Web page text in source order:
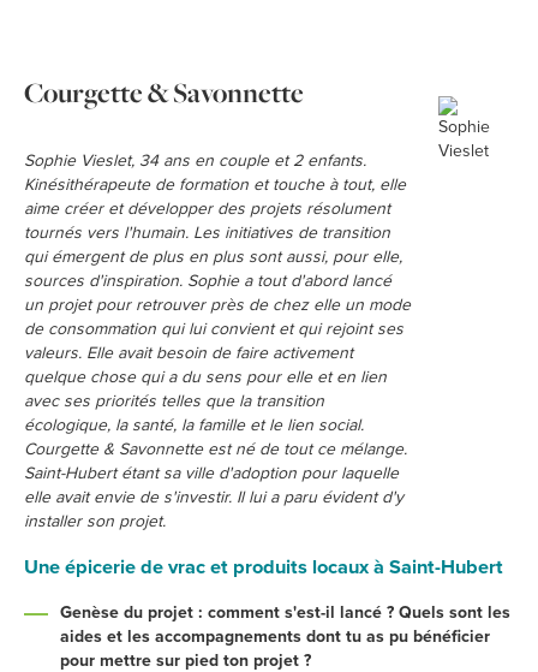
Courgette & Savonnette
Sophie Vieslet, 34 ans en couple et 2 enfants.
Kinésithérapeute de formation et touche à tout, elle
aime créer et développer des projets résolument
tournés vers l'humain. Les initiatives de transition
qui émergent de plus en plus sont aussi, pour elle,
sources d'inspiration. Sophie a tout d'abord lancé
un projet pour retrouver près de chez elle un mode
de consommation qui lui convient et qui rejoint ses
valeurs. Elle avait besoin de faire activement
quelque chose qui a du sens pour elle et en lien
avec ses priorités telles que la transition
écologique, la santé, la famille et le lien social.
Courgette & Savonnette est né de tout ce mélange.
Saint-Hubert étant sa ville d'adoption pour laquelle
elle avait envie de s'investir. Il lui a paru évident d'y
installer son projet.
Une épicerie de vrac et produits locaux à Saint-Hubert
Genèse du projet : comment s'est-il lancé ? Quels sont les
aides et les accompagnements dont tu as pu bénéficier
pour mettre sur pied ton projet ?